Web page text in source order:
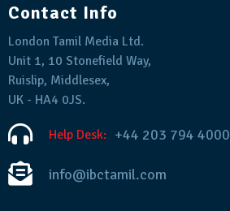
Contact Info
London Tamil Media Ltd.
Unit 1, 10 Stonefield Way,
Ruislip, Middlesex,
UK - HA4 0JS.
Help Desk: +44 203 794 4000
info@ibctamil.com